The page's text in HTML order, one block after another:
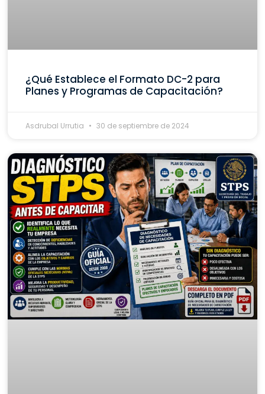
¿Qué Establece el Formato DC-2 para
Planes y Programas de Capacitación?
Asdrubal Urrutia 30 de septiembre de 2024